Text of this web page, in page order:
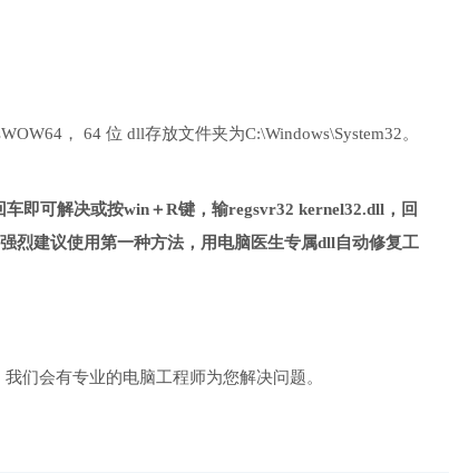
， 64 位 dll存放文件夹为C:\Windows\System32。
即可解决或按win＋R键，输regsvr32 kernel32.dll，回
烈建议使用第一种方法，用电脑医生专属dll自动修复工
们会有专业的电脑工程师为您解决问题。